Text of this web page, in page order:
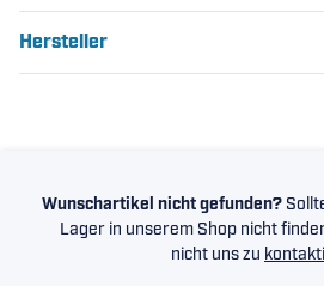
Hersteller
Wunschartikel nicht gefunden?
Lager in unserem Shop nicht
nicht uns zu